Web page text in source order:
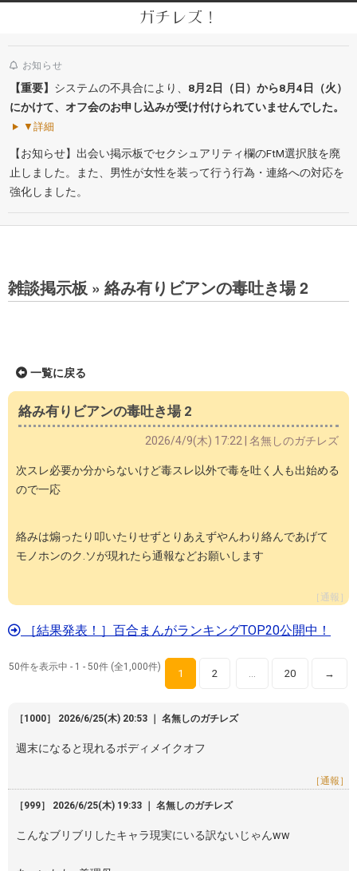
ガチレズ！
Navigation
Menu
お知らせ
【重要】 システムの不具合により、 8月2日（日）から8月4日（火）
にかけて、オフ会のお申し込みが受け付けられていませんでした。
▼詳細
【お知らせ】出会い掲示板でセクシュアリティ欄のFtM選択肢を廃
止しました。また、男性が女性を装って行う行為・連絡への対応を
強化しました。
雑談掲示板 » 絡み有りビアンの毒吐き場 2
一覧に戻る
絡み有りビアンの毒吐き場 2
2026/4/9(木) 17:22 | 名無しのガチレズ
次スレ必要か分からないけど毒スレ以外で毒を吐く人も出始める
ので一応
絡みは煽ったり叩いたりせずとりあえずやんわり絡んであげて
モノホンのク.ソが現れたら通報などお願いします
［通報］
［結果発表！］百合まんがランキングTOP20公開中！
50件を表示中 - 1 - 50件 (全1,000件)
1 2 … 20 →
［1000］ 2026/6/25(木) 20:53 ｜ 名無しのガチレズ
週末になると現れるボディメイクオフ
［通報］
［999］ 2026/6/25(木) 19:33 ｜ 名無しのガチレズ
こんなブリブリしたキャラ現実にいる訳ないじゃんww